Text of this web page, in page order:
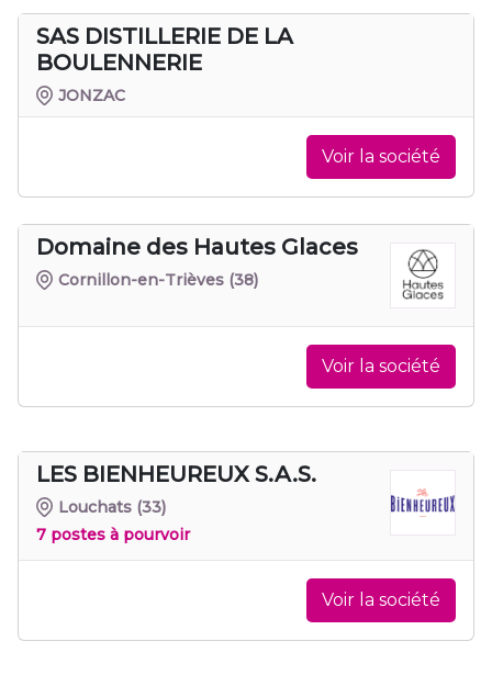
SAS DISTILLERIE DE LA
BOULENNERIE
JONZAC
Voir la société
Domaine des Hautes Glaces
Cornillon-en-Trièves (38)
Voir la société
LES BIENHEUREUX S.A.S.
Louchats (33)
7 postes à pourvoir
Voir la société